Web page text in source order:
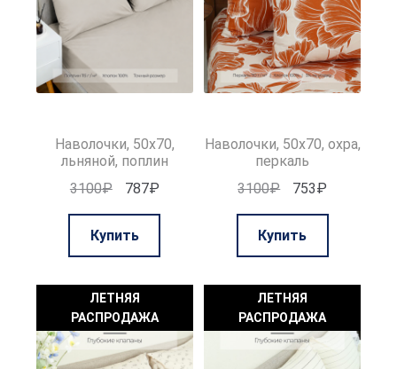
Наволочки, 50х70,
льняной, поплин
3100₽
Первоначальная
составляла
3100₽.
787₽Текущая
Купить
Наволочки, 50х70, охра,
перкаль
3100₽
Первоначальная
составляла
3100₽.
753₽
Купить
ЛЕТНЯЯ
РАСПРОДАЖА
ЛЕТНЯЯ
РАСПРОДАЖА